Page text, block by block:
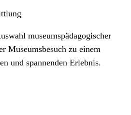
museumspädagogischer
Museumsbesuch zu einem
und spannenden Erlebnis.